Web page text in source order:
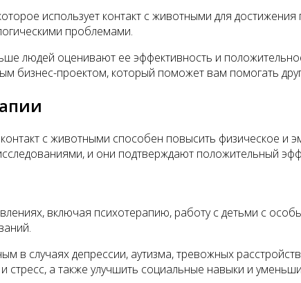
использует контакт с животными для
проблемами.
людей оценивают ее эффективность и
бизнес-проектом, который поможет вам помогать
с животными способен повысить физическое
и они подтверждают положительный
включая психотерапию, работу с детьми с
в случаях депрессии, аутизма, тревожных
а также улучшить социальные навыки и